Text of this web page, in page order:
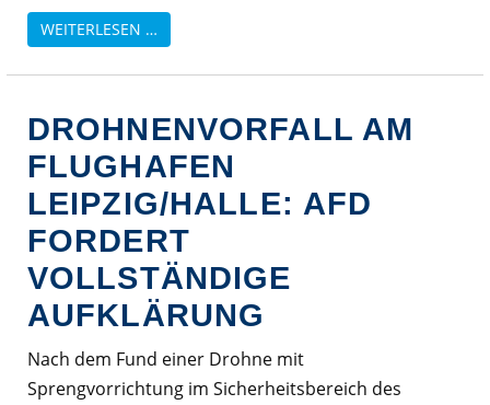
WEITERLESEN …
DROHNENVORFALL AM
FLUGHAFEN
LEIPZIG/HALLE: AFD
FORDERT
VOLLSTÄNDIGE
AUFKLÄRUNG
Nach dem Fund einer Drohne mit
Sprengvorrichtung im Sicherheitsbereich des